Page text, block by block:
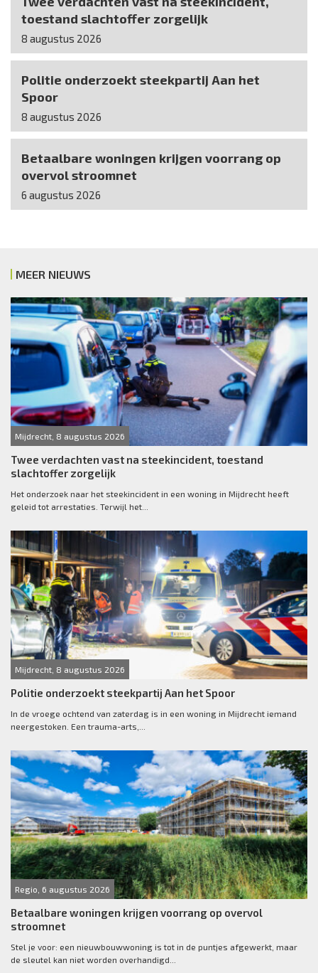
toestand slachtoffer zorgelijk
8 augustus 2026
Politie onderzoekt steekpartij Aan het
Spoor
8 augustus 2026
Betaalbare woningen krijgen voorrang op
overvol stroomnet
6 augustus 2026
MEER NIEUWS
Mijdrecht, 8 augustus 2026
Twee verdachten vast na steekincident, toestand
slachtoffer zorgelijk
Het onderzoek naar het steekincident in een woning in Mijdrecht heeft
geleid tot arrestaties. Terwijl het...
Mijdrecht, 8 augustus 2026
Politie onderzoekt steekpartij Aan het Spoor
In de vroege ochtend van zaterdag is in een woning in Mijdrecht iemand
neergestoken. Een trauma-arts,...
Regio, 6 augustus 2026
Betaalbare woningen krijgen voorrang op overvol
stroomnet
Stel je voor: een nieuwbouwwoning is tot in de puntjes afgewerkt, maar
de sleutel kan niet worden overhandigd...